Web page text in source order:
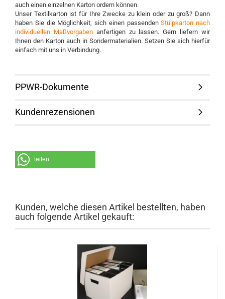
auch einen einzelnen Karton ordern können.
Unser Textilkarton ist für Ihre Zwecke zu klein oder zu groß? Dann
haben Sie die Möglichkeit, sich einen passendenStülpkarton nach
individuellen Maßvorgabenanfertigen zu lassen. Gern liefern wir
Ihnen den Karton auch in Sondermaterialien. Setzen Sie sich hierfür
einfach mit uns in Verbindung.
PPWR-Dokumente
Kundenrezensionen
teilen
Kunden, welche diesen Artikel bestellten, haben
auch folgende Artikel gekauft: